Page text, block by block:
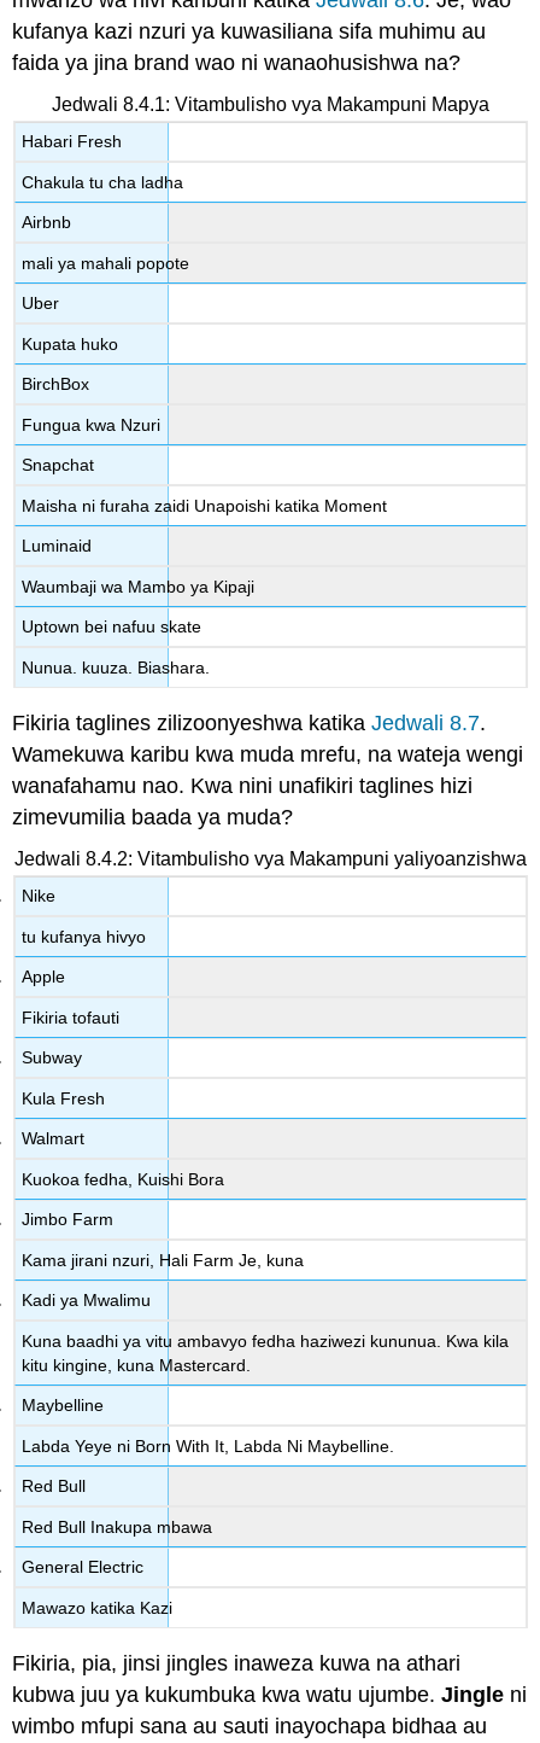
kufanya kazi nzuri ya kuwasiliana sifa muhimu au
faida ya jina brand wao ni wanaohusishwa na?
Jedwali 8.4.1: Vitambulisho vya Makampuni Mapya
Habari Fresh
Chakula tu cha ladha
Airbnb
mali ya mahali popote
Uber
Kupata huko
BirchBox
Fungua kwa Nzuri
Snapchat
Maisha ni furaha zaidi Unapoishi katika Moment
Luminaid
Waumbaji wa Mambo ya Kipaji
Uptown bei nafuu skate
Nunua. kuuza. Biashara.
Fikiria taglines zilizoonyeshwa katikaJedwali 8.7.
Wamekuwa karibu kwa muda mrefu, na wateja wengi
wanafahamu nao. Kwa nini unafikiri taglines hizi
zimevumilia baada ya muda?
Jedwali 8.4.2: Vitambulisho vya Makampuni yaliyoanzishwa
Nike
tu kufanya hivyo
Apple
Fikiria tofauti
Subway
Kula Fresh
Walmart
Kuokoa fedha, Kuishi Bora
Jimbo Farm
Kama jirani nzuri, Hali Farm Je, kuna
Kadi ya Mwalimu
Kuna baadhi ya vitu ambavyo fedha haziwezi kununua. Kwa kila
kitu kingine, kuna Mastercard.
Maybelline
Labda Yeye ni Born With It, Labda Ni Maybelline.
Red Bull
Red Bull Inakupa mbawa
General Electric
Mawazo katika Kazi
Fikiria, pia, jinsi jingles inaweza kuwa na athari
kubwa juu ya kukumbuka kwa watu ujumbe.Jingle ni
wimbo mfupi sana au sauti inayochapa bidhaa au